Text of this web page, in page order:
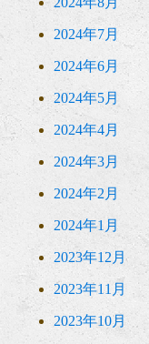
2024年7月
2024年6月
2024年5月
2024年4月
2024年3月
2024年2月
2024年1月
2023年12月
2023年11月
2023年10月